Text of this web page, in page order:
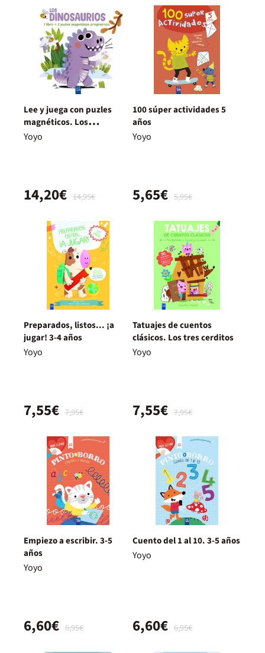
Lee y juega con puzles
magnéticos. Los
dinosaurios
Yoyo
14,95€
14,20€
100 súper actividades 5
años
Yoyo
5,95€
5,65€
Preparados, listos... ¡a
jugar! 3-4 años
Yoyo
7,95€
7,55€
Tatuajes de cuentos
clásicos. Los tres cerditos
Yoyo
7,95€
7,55€
Empiezo a escribir. 3-5
años
Yoyo
6,95€
6,60€
Cuento del 1 al 10. 3-5 años
Yoyo
6,95€
6,60€